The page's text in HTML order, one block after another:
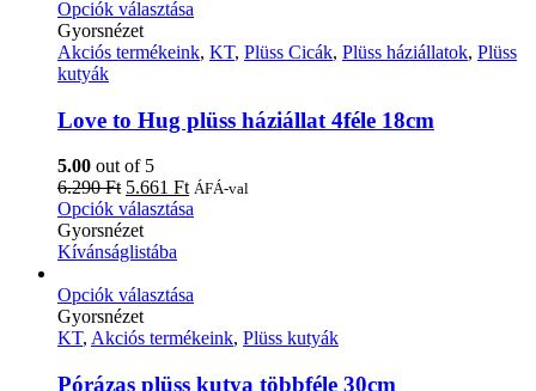
Opciók választása
Gyorsnézet
Akciós termékeink, KT, Plüss Cicák, Plüss háziállatok, Plüss
kutyák
Love to Hug plüss háziállat 4féle 18cm
5.00 out of 5
6.290Ft 5.661 Ft ÁFÁ-val
Opciók választása
Gyorsnézet
Kívánságlistába
Opciók választása
Gyorsnézet
KT, Akciós termékeink, Plüss kutyák
Pórázas plüss kutya többféle 30cm